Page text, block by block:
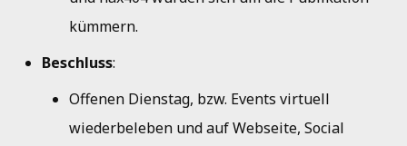
kümmern.
Beschluss:
Offenen Dienstag, bzw. Events virtuell
wiederbeleben und auf Webseite, Social